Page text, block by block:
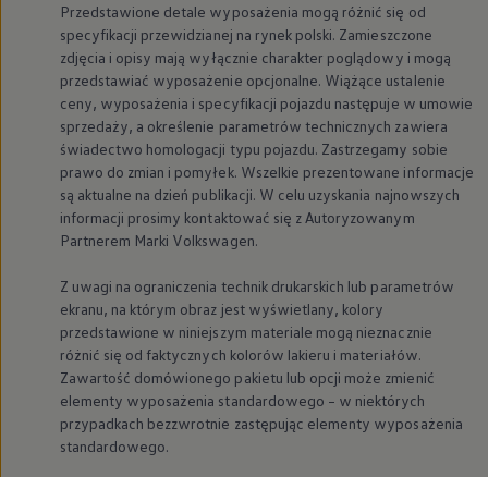
Przedstawione detale wyposażenia mogą różnić się od
specyfikacji przewidzianej na rynek polski. Zamieszczone
zdjęcia i opisy mają wyłącznie charakter poglądowy i mogą
przedstawiać wyposażenie opcjonalne. Wiążące ustalenie
ceny, wyposażenia i specyfikacji pojazdu następuje w umowie
sprzedaży, a określenie parametrów technicznych zawiera
świadectwo homologacji typu pojazdu. Zastrzegamy sobie
prawo do zmian i pomyłek. Wszelkie prezentowane informacje
są aktualne na dzień publikacji. W celu uzyskania najnowszych
informacji prosimy kontaktować się z Autoryzowanym
Partnerem Marki Volkswagen.
Z uwagi na ograniczenia technik drukarskich lub parametrów
ekranu, na którym obraz jest wyświetlany, kolory
przedstawione w niniejszym materiale mogą nieznacznie
różnić się od faktycznych kolorów lakieru i materiałów.
Zawartość domówionego pakietu lub opcji może zmienić
elementy wyposażenia standardowego – w niektórych
przypadkach bezzwrotnie zastępując elementy wyposażenia
standardowego.